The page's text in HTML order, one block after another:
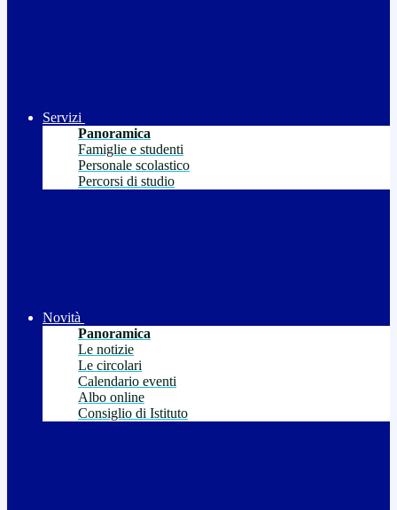
Servizi
Panoramica
Famiglie e studenti
Personale scolastico
Percorsi di studio
Novità
Panoramica
Le notizie
Le circolari
Calendario eventi
Albo online
Consiglio di Istituto